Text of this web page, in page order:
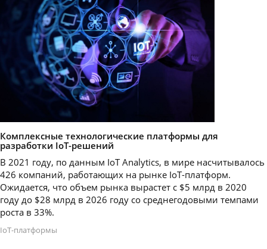
Комплексные технологические платформы для
разработки IoT-решений
В 2021 году, по данным IoT Analytics, в мире насчитывалось
426 компаний, работающих на рынке IoT-платформ.
Ожидается, что объем рынка вырастет с $5 млрд в 2020
году до $28 млрд в 2026 году со среднегодовыми темпами
роста в 33%.
IoT-платформы